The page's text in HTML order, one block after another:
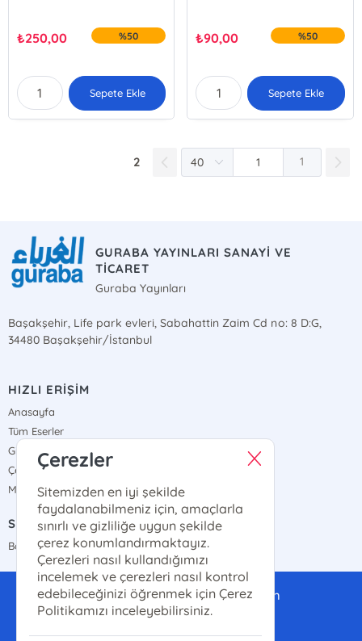
₺250,00 %50
Sepete Ekle
₺90,00 %50
Sepete Ekle
2 1
GURABA YAYINLARI SANAYİ VE
TİCARET
Guraba Yayınları
Başakşehir, Life park evleri, Sabahattin Zaim Cd no: 8 D:G,
34480 Başakşehir/İstanbul
HIZLI ERİŞİM
Anasayfa
Tüm Eserler
Gizlilik Sözleşmesi
Çerez Politikası
Mesafeli Satış Sözleşmesi
SATIŞ NOKTALARIMIZ
Bayi Haritamız
gurabayayinlari@gmail.com
0(507)-286-14-14
Çerezler
Sitemizden en iyi şekilde
faydalanabilmeniz için, amaçlarla
sınırlı ve gizliliğe uygun şekilde
çerez konumlandırmaktayız.
Çerezleri nasıl kullandığımızı
incelemek ve çerezleri nasıl kontrol
edebileceğinizi öğrenmek için Çerez
Politikamızı inceleyebilirsiniz.